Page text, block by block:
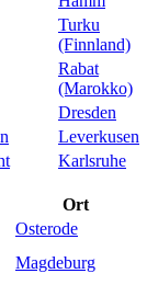
Turku
(Finnland)
Rabat
(Marokko)
Dresden
Leverkusen
Karlsruhe
Ort
Osterode
Magdeburg